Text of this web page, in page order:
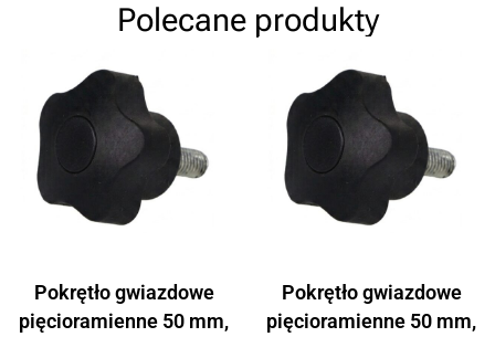
Polecane produkty
Pokrętło gwiazdowe
pięcioramienne 50 mm,
Pokrętło gwiazdowe
pięcioramienne 50 mm,